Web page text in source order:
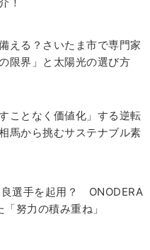
える？さいたま市で専門家
限界」と太陽光の選び方
ことなく価値化」する逆転
馬から挑むサステナブル素
選手を起用？ ONODERA
努力の積み重ね」